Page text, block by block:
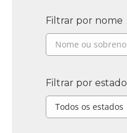
Filtrar por nome
Filtrar por estado